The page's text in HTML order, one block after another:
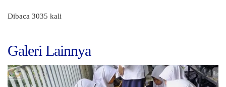
Dibaca 3035 kali
Galeri Lainnya